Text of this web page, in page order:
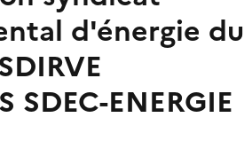
d'énergie du
SDEC-ENERGIE